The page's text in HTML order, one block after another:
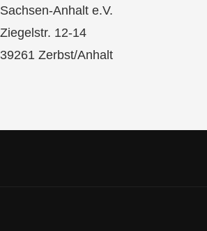
Sachsen-Anhalt e.V.
Ziegelstr. 12-14
39261 Zerbst/Anhalt